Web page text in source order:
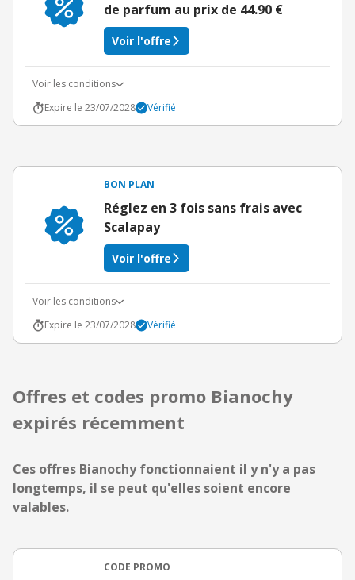
de parfum au prix de 44.90 €
Voir l'offre
Voir les conditions
Expire le 23/07/2028
Vérifié
BON PLAN
Réglez en 3 fois sans frais avec
Scalapay
Voir l'offre
Voir les conditions
Expire le 23/07/2028
Vérifié
Offres et codes promo Bianochy
expirés récemment
Ces offres Bianochy fonctionnaient il y n'y a pas
longtemps, il se peut qu'elles soient encore
valables.
CODE PROMO